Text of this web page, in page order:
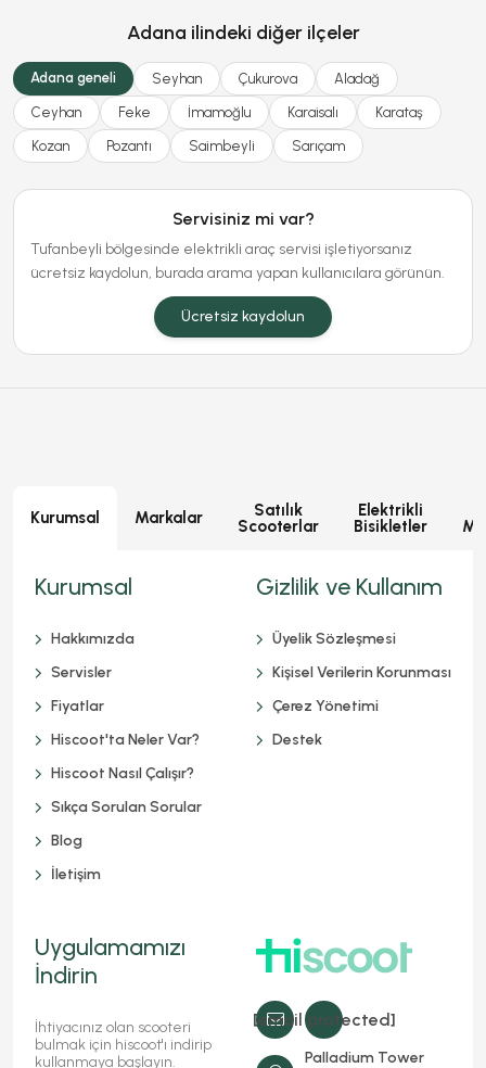
Adana ilindeki diğer ilçeler
Adana geneli Seyhan Çukurova Aladağ
Ceyhan Feke İmamoğlu Karaisalı Karataş
Kozan Pozantı Saimbeyli Sarıçam
Servisiniz mi var?
Tufanbeyli bölgesinde elektrikli araç servisi işletiyorsanız
ücretsiz kaydolun, burada arama yapan kullanıcılara görünün.
Ücretsiz kaydolun
Kurumsal Markalar
Satılık
Scooterlar
Elektrikli
Bisikletler
[email protected]
Palladium Tower
Kurumsal
Hakkımızda
Servisler
Fiyatlar
Hiscoot'ta Neler Var?
Hiscoot Nasıl Çalışır?
Sıkça Sorulan Sorular
Blog
İletişim
Gizlilik ve Kullanım
Üyelik Sözleşmesi
Kişisel Verilerin Korunması
Çerez Yönetimi
Destek
Uygulamamızı
İndirin
İhtiyacınız olan scooteri
bulmak için hiscoot'ı indirip
kullanmaya başlayın.